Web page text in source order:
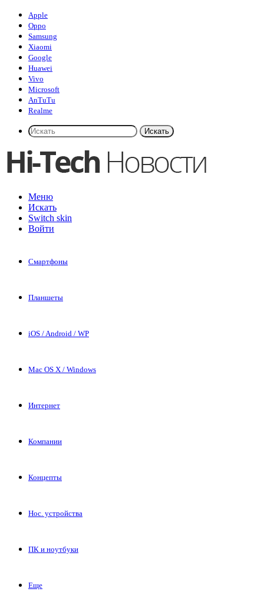
Apple
Oppo
Samsung
Xiaomi
Google
Huawei
Vivo
Microsoft
AnTuTu
Realme
Искать
Меню
Искать
Switch skin
Войти
Смартфоны
Планшеты
iOS / Android / WP
Mac OS X / Windows
Интернет
Компании
Концепты
Нос. устройства
ПК и ноутбуки
Еще